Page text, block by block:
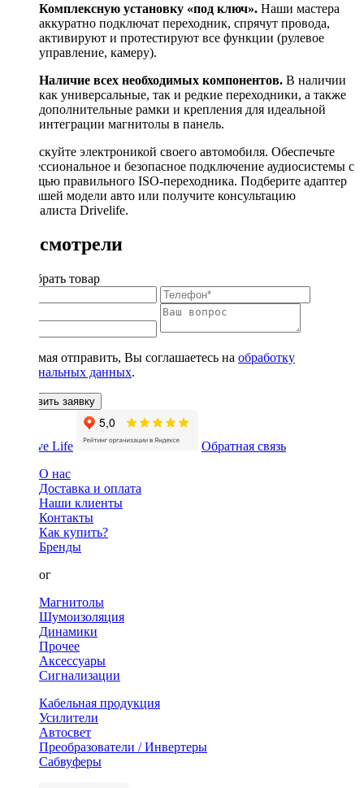
Комплексную установку «под ключ». Наши мастера
аккуратно подключат переходник, спрячут провода,
активируют и протестируют все функции (рулевое
управление, камеру).
Наличие всех необходимых компонентов. В наличии
как универсальные, так и редкие переходники, а также
дополнительные рамки и крепления для идеальной
интеграции магнитолы в панель.
Не рискуйте электроникой своего автомобиля. Обеспечьте
профессиональное и безопасное подключение аудиосистемы с
помощью правильного ISO-переходника. Подберите адаптер
для вашей модели авто или получите консультацию
специалиста Drivelife.
Вы смотрели
Подобрать товар
Нажимая отправить, Вы соглашаетесь на обработку
персональных данных.
Оставить заявку
Обратная связь
О нас
Доставка и оплата
Наши клиенты
Контакты
Как купить?
Бренды
Каталог
Магнитолы
Шумоизоляция
Динамики
Прочее
Аксессуары
Сигнализации
Кабельная продукция
Усилители
Автосвет
Преобразователи / Инвертеры
Сабвуферы